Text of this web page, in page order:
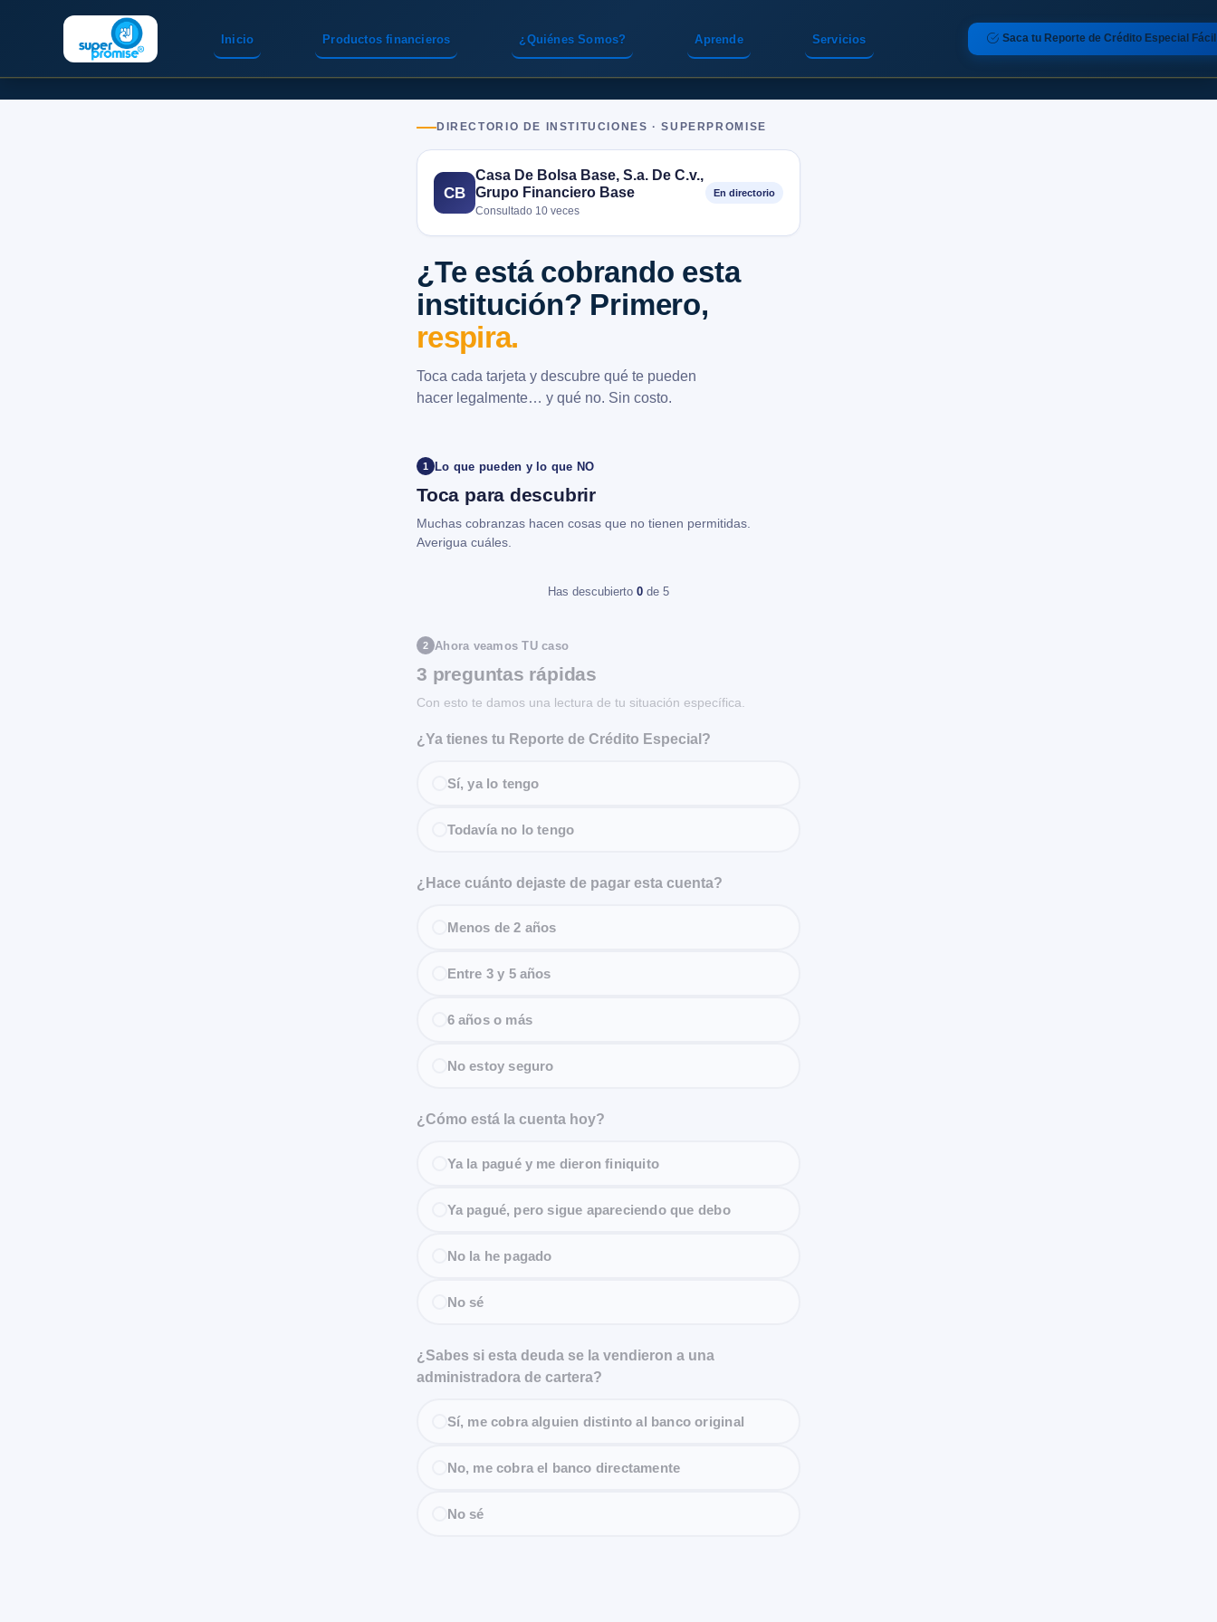
Inicio Servicios
Productos financieros ¿Quiénes Somos? Aprende Saca tu Reporte de Crédito Especial Fácil
DIRECTORIO DE INSTITUCIONES · SUPERPROMISE
CB
Casa De Bolsa Base, S.a. De C.v.,
Grupo Financiero Base
Consultado 10 veces
En directorio
¿Te está cobrando esta
institución? Primero,
respira.
Toca cada tarjeta y descubre qué te pueden
hacer legalmente… y qué no. Sin costo.
1 Lo que pueden y lo que NO
Toca para descubrir
Muchas cobranzas hacen cosas que no tienen permitidas.
Averigua cuáles.
Has descubierto 0 de 5
2 Ahora veamos TU caso
3 preguntas rápidas
Con esto te damos una lectura de tu situación específica.
¿Ya tienes tu Reporte de Crédito Especial?
Sí, ya lo tengo
Todavía no lo tengo
¿Hace cuánto dejaste de pagar esta cuenta?
Menos de 2 años
Entre 3 y 5 años
6 años o más
No estoy seguro
¿Cómo está la cuenta hoy?
Ya la pagué y me dieron finiquito
Ya pagué, pero sigue apareciendo que debo
No la he pagado
No sé
¿Sabes si esta deuda se la vendieron a una
administradora de cartera?
Sí, me cobra alguien distinto al banco original
No, me cobra el banco directamente
No sé